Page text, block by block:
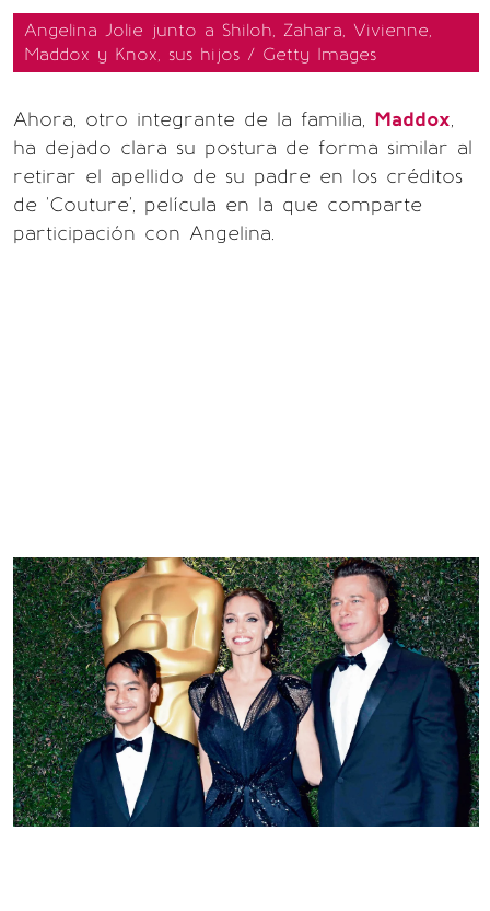
Angelina Jolie junto a Shiloh, Zahara, Vivienne,
Maddox y Knox, sus hijos / Getty Images
Ahora, otro integrante de la familia, Maddox,
ha dejado clara su postura de forma similar al
retirar el apellido de su padre en los créditos
de 'Couture', película en la que comparte
participación con Angelina.